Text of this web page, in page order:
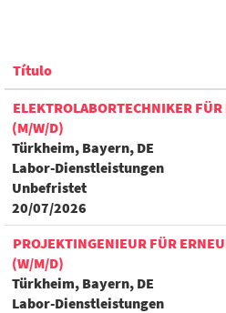
Título
ELEKTROLABORTECHNIKER
(M/W/D)
Türkheim, Bayern, DE
Labor-Dienstleistungen
Unbefristet
20/07/2026
PROJEKTINGENIEUR FÜR
(W/M/D)
Türkheim, Bayern, DE
Labor-Dienstleistungen